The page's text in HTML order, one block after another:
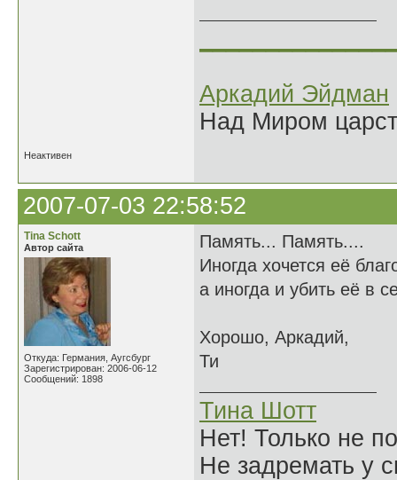
Аркадий Эйдман
Над Миром
Неактивен
2007-07-03 22:58:52
Tina Schott
Автор сайта
Откуда: Германия, Аугсбург
Зарегистрирован: 2006-06-12
Сообщений: 1898
Память... Память....
Иногда хочется её
а иногда и убить её в
Хорошо, Аркадий,
Ти
Тина Шотт
Нет! Только не
Не задремать у